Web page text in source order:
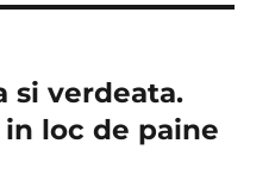
si verdeata.
loc de paine